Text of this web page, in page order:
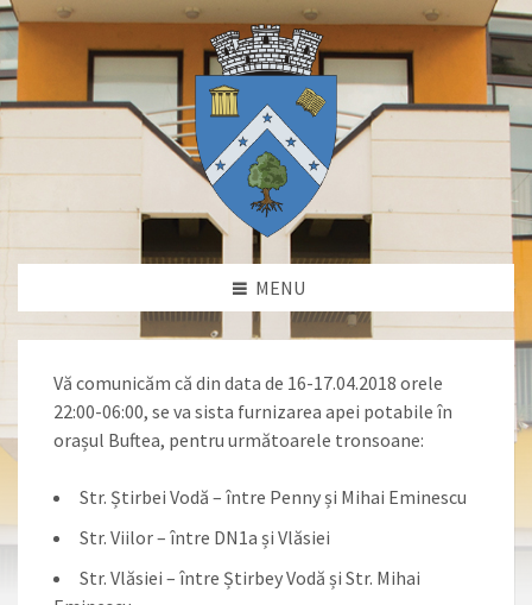
MENU
Vă comunicăm că din data de 16-17.04.2018 orele
22:00-06:00, se va sista furnizarea apei potabile în
orașul Buftea, pentru următoarele tronsoane:
Str. Știrbei Vodă – între Penny și Mihai Eminescu
Str. Viilor – între DN1a și Vlăsiei
Str. Vlăsiei – între Știrbey Vodă și Str. Mihai